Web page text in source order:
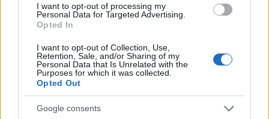
I want to opt-out of processing my
Personal Data for Targeted Advertising.
Opted In
I want to opt-out of Collection, Use,
Retention, Sale, and/or Sharing of my
Personal Data that Is Unrelated with the
Purposes for which it was collected.
Opted Out
Google consents
Οι μέτοχοι της AΝΕΚ θα λάβουν 0,1217 νέες
κοινές ονομαστικές μετοχές της Attica Group,
ονομαστικής αξίας εκάστης μετοχής τριάντα
λεπτών του ευρώ, για κάθε μία παλαιά, κοινή ή
προνομιούχα, ενώ οι μέτοχοι της Attica Group θα
εξακολουθήσουν να κατέχουν τον ίδιο αριθμό
κοινών μετοχών.